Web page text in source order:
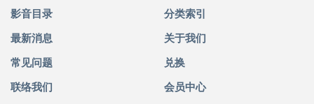
影音目录 分类索引
最新消息 关于我们
常见问题 兑换
联络我们 会员中心